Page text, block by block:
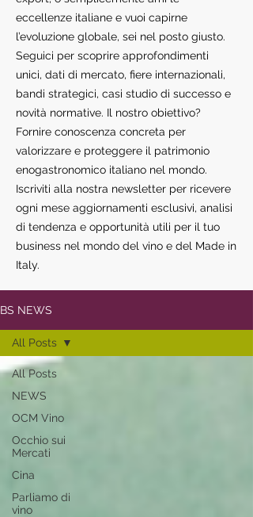
eccellenze italiane e vuoi capirne
l’evoluzione globale, sei nel posto giusto.
Seguici per scoprire approfondimenti
unici, dati di mercato, fiere internazionali,
bandi strategici, casi studio di successo e
novità normative. Il nostro obiettivo?
Fornire conoscenza concreta per
valorizzare e proteggere il patrimonio
enogastronomico italiano nel mondo.
Iscriviti alla nostra newsletter per ricevere
ogni mese aggiornamenti esclusivi, analisi
di tendenza e opportunità utili per il tuo
business nel mondo del vino e del Made in
Italy.
BS NEWS
All Posts
NEWS
OCM Vino
Occhio sui
Mercati
Cina
Parliamo di
vino
All Posts